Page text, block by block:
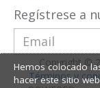
Regístrese a
Copyright ©
Términos y
Hemos colocado
hacer este sitio